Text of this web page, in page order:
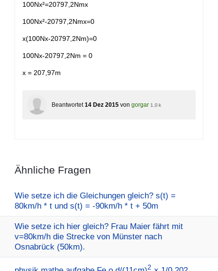
100Nx²=20797,2Nmx
100Nx²-20797,2Nmx=0
x(100Nx-20797,2Nm)=0
100Nx-20797,2Nm = 0
x = 207,97m
Beantwortet 14 Dez 2015 von gorgar 1,0 k
Ähnliche Fragen
Wie setze ich die Gleichungen gleich? s(t) =
80km/h * t und s(t) = -90km/h * t + 50m
Wie setze ich hier gleich? Frau Maier fährt mit
v=80km/h die Strecke von Münster nach
Osnabrück (50km).
2